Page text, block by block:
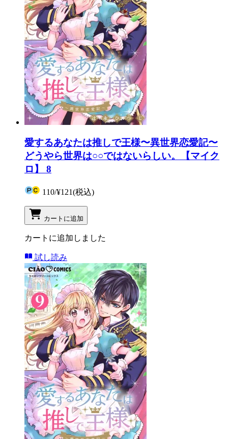
愛するあなたは推しで王様〜異世界恋愛記〜
どうやら世界は○○ではないらしい。【マイク
ロ】 8
110/¥121(税込)
カートに追加
カートに追加しました
試し読み